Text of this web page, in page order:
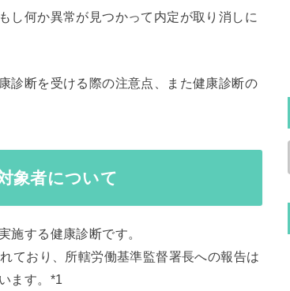
し何か異常が見つかって内定が取り消しに
診断を受ける際の注意点、また健康診断の
象者について
施する健康診断です。
ており、所轄労働基準監督署長への報告は
ます。*1